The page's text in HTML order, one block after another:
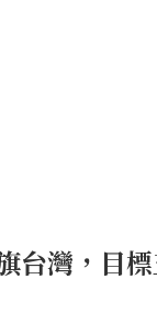
台灣，目